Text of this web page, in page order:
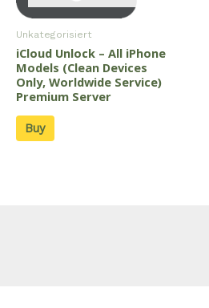
Unkategorisiert
iCloud Unlock – All iPhone
Models (Clean Devices
Only, Worldwide Service)
Premium Server
Buy